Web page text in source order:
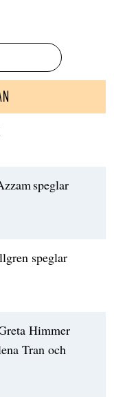
speglar
speglar
Himmer
Tran och